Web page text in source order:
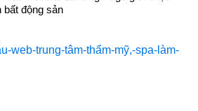
bất động sản